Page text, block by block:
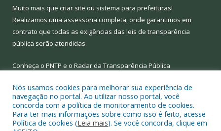
Muito mais que criar site ou sistema para prefeituras!
Realizamos uma assessoria completa, onde garantimos em
contrato que todas as exigências das leis de transparência
pública serão atendidas.
Conheça o PNTP e o Radar da Transparência Pública
Todos os direitos reservados a Prefeitura Municipal de Limoeiro
do Ajuru.
Nós usamos cookies para melhorar sua experiência de
navegação no portal. Ao utilizar nosso portal, você
concorda com a política de monitoramento de cookies.
Para ter mais informações sobre como isso é feito, acesse
Política de cookies (Leia mais). Se você concorda, clique em